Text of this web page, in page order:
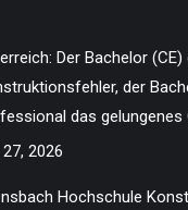
new
window
new
window
new
window
new
window
Der Bachelor (CE)
der
das gelungenes
2026
Hochschule